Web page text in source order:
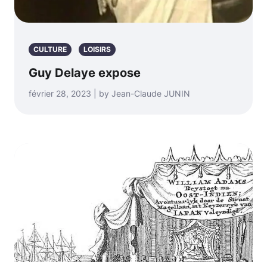
CULTURE LOISIRS
Guy Delaye expose
février 28, 2023 | by Jean-Claude JUNIN